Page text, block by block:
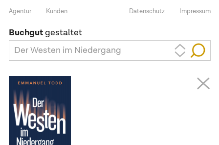
Agentur Kunden Impressum
Datenschutz
Buchgutgestaltet
Der Westen im Niedergang